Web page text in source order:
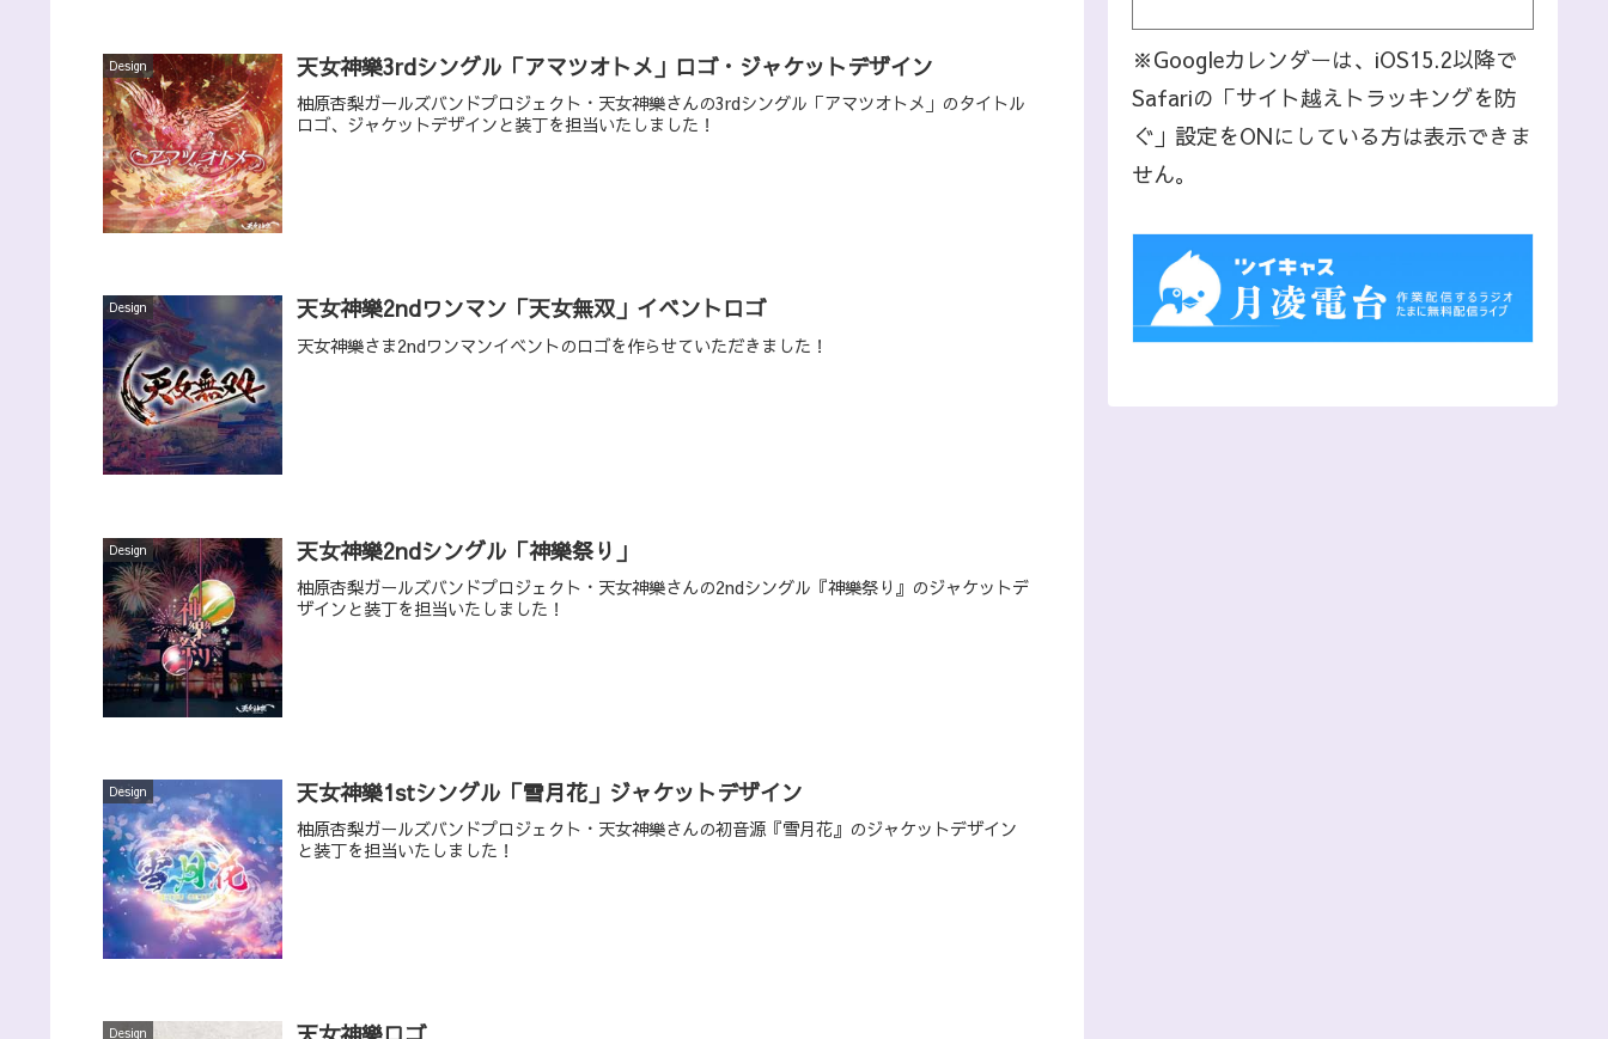
Design 天女神樂3rdシングル「アマツオトメ」ロゴ・ジャケットデザイン
柚原杏梨ガールズバンドプロジェクト・天女神樂さんの3rdシングル「アマツオトメ」のタイトル
ロゴ、ジャケットデザインと装丁を担当いたしました！
Design 天女神樂2ndワンマン「天女無双」イベントロゴ
天女神樂さま2ndワンマンイベントのロゴを作らせていただきました！
Design 天女神樂2ndシングル「神樂祭り」
柚原杏梨ガールズバンドプロジェクト・天女神樂さんの2ndシングル『神樂祭り』のジャケットデ
ザインと装丁を担当いたしました！
Design 天女神樂1stシングル「雪月花」ジャケットデザイン
柚原杏梨ガールズバンドプロジェクト・天女神樂さんの初音源『雪月花』のジャケットデザイン
と装丁を担当いたしました！
Design
※Googleカレンダーは、iOS15.2以降で
Safariの「サイト越えトラッキングを防
ぐ」設定をONにしている方は表示できま
せん。